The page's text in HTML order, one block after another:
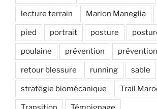
lecture terrain Marion Maneglia
pied portrait posture
poulaine prévention
retour blessure running sable
stratégie biomécanique Trail